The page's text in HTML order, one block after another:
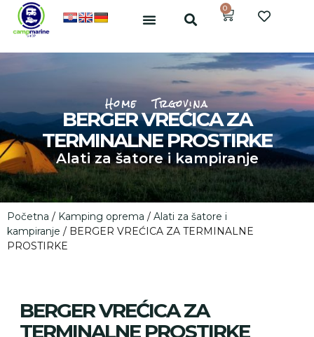
0
Home Trgovina
BERGER VREĆICA ZA
TERMINALNE PROSTIRKE
Alati za šatore i kampiranje
Početna / Kamping oprema / Alati za šatore i
kampiranje / BERGER VREĆICA ZA TERMINALNE
PROSTIRKE
BERGER VREĆICA ZA
TERMINALNE PROSTIRKE